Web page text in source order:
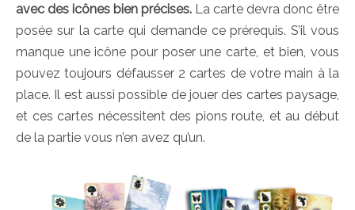
avec des icônes bien précises. La carte devra donc être
posée sur la carte qui demande ce prérequis. S’il vous
manque une icône pour poser une carte, et bien, vous
pouvez toujours défausser 2 cartes de votre main à la
place. Il est aussi possible de jouer des cartes paysage,
et ces cartes nécessitent des pions route, et au début
de la partie vous n’en avez qu’un.